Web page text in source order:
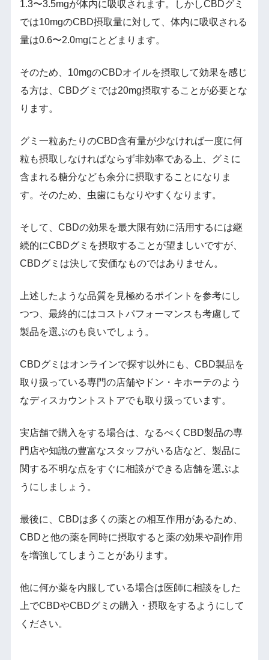
1.3〜3.5mgが体内に吸収されます。しかしCBDグミ
では10mgのCBD摂取量に対して、体内に吸収される
量は0.6〜2.0mgにとどまります。
そのため、10mgのCBDオイルを摂取して効果を感じ
る方は、CBDグミでは20mg摂取することが必要とな
ります。
グミ一粒あたりのCBD含有量が少なければ一度に何
粒も摂取しなければならず非効率である上、グミに
含まれる糖分なども余分に摂取することになりま
す。そのため、虫歯にもなりやすくなります。
そして、CBDの効果を最大限有効に活用するには継
続的にCBDグミを摂取することが望ましいですが、
CBDグミは決して安価なものではありません。
上述したような品質を見極めるポイントを参考にし
つつ、最終的にはコストパフォーマンスも考慮して
製品を選ぶのも良いでしょう。
CBDグミはオンラインで探す以外にも、CBD製品を
取り扱っている専門の店舗やドン・キホーテのよう
なディスカウントストアでも取り扱っています。
実店舗で購入をする場合は、なるべくCBD製品の専
門店や知識の豊富なスタッフがいる店など、製品に
関する不明な点をすぐに相談ができる店舗を選ぶよ
うにしましょう。
最後に、CBDは多くの薬との相互作用があるため、
CBDと他の薬を同時に摂取すると薬の効果や副作用
を増強してしまうことがあります。
他に何か薬を内服している場合は医師に相談をした
上でCBDやCBDグミの購入・摂取をするようにして
ください。